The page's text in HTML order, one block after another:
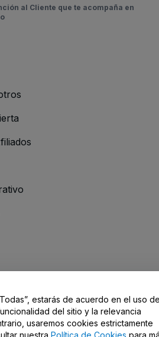
al Cliente que te acompaña en
/ Contacto
estarás de acuerdo en el uso
del sitio y la relevancia
usaremos cookies estrictamente
nuestra Política de Cookies para